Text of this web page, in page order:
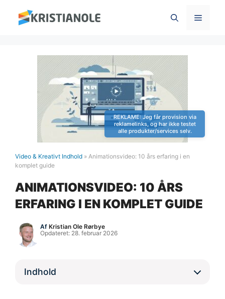
Menu
Video & Kreativt Indhold » Animationsvideo: 10 års erfaring i en
komplet guide
ANIMATIONSVIDEO: 10 ÅRS
ERFARING I EN KOMPLET GUIDE
Af Kristian Ole Rørbye
Opdateret: 28. februar 2026
Indhold